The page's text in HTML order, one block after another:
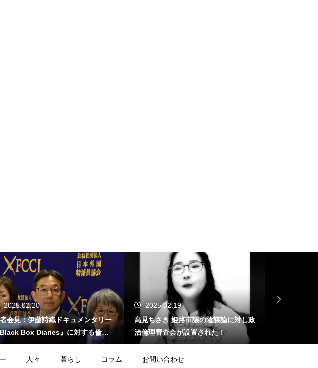
2025.02.20
会見：伊藤詩織ドキュメンタリー
Box Diaries』に対する倫理
念
2025.02.19
高見ちさき 姫路市議の陰謀論に対し政
治倫理審査会が設置された！
が･･･
人々 暮らし コラム お問い合わせ